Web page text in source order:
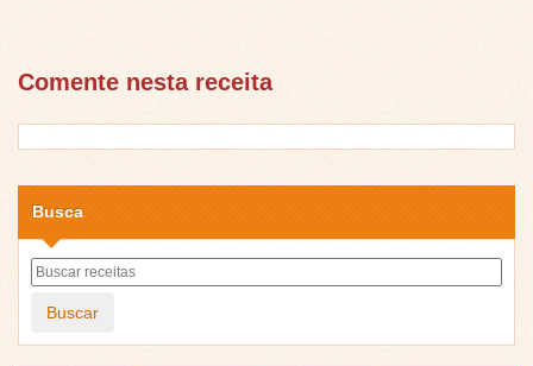
Comente nesta receita
Busca
Buscar